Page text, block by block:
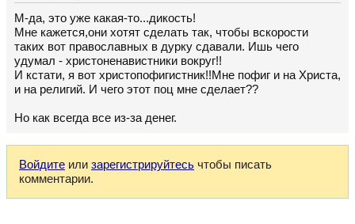
М-да, это уже какая-то...дикость!
Мне кажется,они хотят сделать так, чтобы вскорости
таких вот православных в дурку сдавали. Ишь чего
удумал - христоненавистники вокруг!!
И кстати, я вот христопофигистник!!Мне пофиг и на Христа,
и на религий. И чего этот поц мне сделает??
Но как всегда все из-за денег.
Войдите или зарегистрируйтесь чтобы писать
комментарии.